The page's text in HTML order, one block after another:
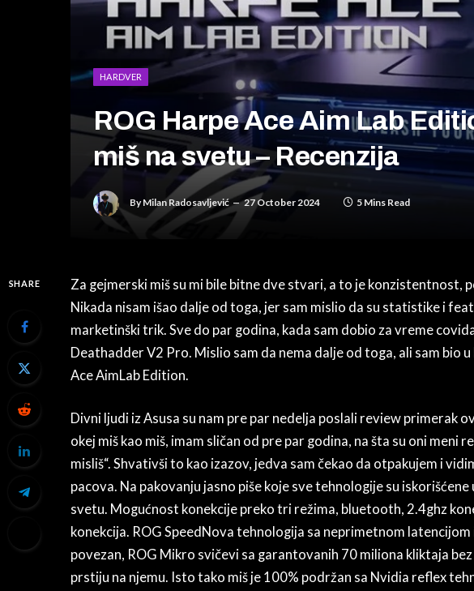
HARDVER
ROG Harpe Ace Aim Lab
miš na svetu – Recenzija
By Milan Radosavljević 27 October 2024 5 Mins Read
SHARE
Za gejmerski miš su mi bile bitne dve stvari, a to je konzistentnost,
Nikada nisam išao dalje od toga, jer sam mislio da su statistike i
marketinški trik. Sve do par godina, kada sam dobio za vreme
Deathadder V2 Pro. Mislio sam da nema dalje od toga, ali sam bio
Ace AimLab Edition.
Divni ljudi iz Asusa su nam pre par nedelja poslali review primerak
okej miš kao miš, imam sličan od pre par godina, na šta su oni meni
misliš“. Shvativši to kao izazov, jedva sam čekao da otpakujem i
pacova. Na pakovanju jasno piše koje sve tehnologije su
svetu. Mogućnost konekcije preko tri režima, bluetooth, 2.4ghz
konekcija. ROG SpeedNova tehnologija sa neprimetnom
povezan, ROG Mikro svičevi sa garantovanih 70 miliona kliktaja
prstiju na njemu. Isto tako miš je 100% podržan sa Nvidia reflex